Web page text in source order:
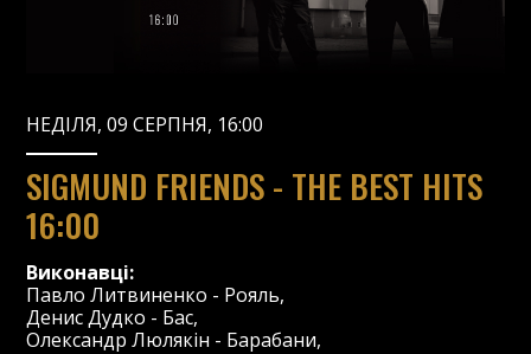
НЕДІЛЯ, 09 СЕРПНЯ, 16:00
SIGMUND FRIENDS - THE BEST HITS
16:00
Виконавці:
Павло Литвиненко - Рояль,
Денис Дудко - Бас,
Олександр Люлякін - Барабани,